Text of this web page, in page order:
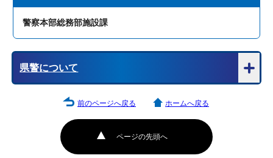
警察本部総務部施設課
県警について
ページの先頭へ
前のページへ戻る ホームへ戻る